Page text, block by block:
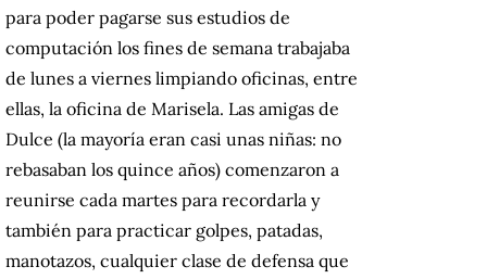
para poder pagarse sus estudios de
computación los fines de semana trabajaba
de lunes a viernes limpiando oficinas, entre
ellas, la oficina de Marisela. Las amigas de
Dulce (la mayoría eran casi unas niñas: no
rebasaban los quince años) comenzaron a
reunirse cada martes para recordarla y
también para practicar golpes, patadas,
manotazos, cualquier clase de defensa que